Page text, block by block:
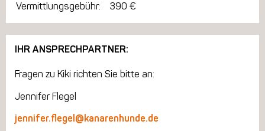
Vermittlungsgebühr:
390 €
IHR ANSPRECHPARTNER:
Fragen zu Kiki richten Sie bitte an:
Jennifer Flegel
jennifer.flegel@kanarenhunde.de